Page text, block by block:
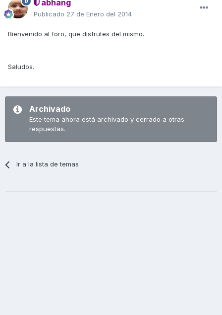
abhang
Publicado 27 de Enero del 2014
Bienvenido al foro, que disfrutes del mismo.
Saludos.
Archivado
Este tema ahora está archivado y cerrado a otras
respuestas.
Ir a la lista de temas